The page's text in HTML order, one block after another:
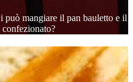
può mangiare il pan bauletto e il
confezionato?